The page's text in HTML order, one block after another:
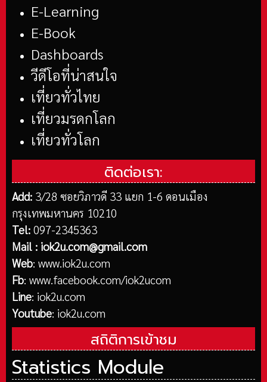
E-Learning
E-Book
Dashboards
วีดีโอที่น่าสนใจ
เที่ยวทั่วไทย
เที่ยวมรดกโลก
เที่ยวทั่วโลก
ติดต่อเรา:
Add: 3/28 ซอยวิภาวดี 33 แยก 1-6 ดอนเมือง
กรุงเทพมหานคร 10210
Tel: 097-2345363
Mail : iok2u.com@gmail.com
Web: www.iok2u.com
Fb: www.facebook.com/iok2ucom
Line: iok2u.com
Youtube: iok2u.com
สถิติการเข้าชม
Statistics Module